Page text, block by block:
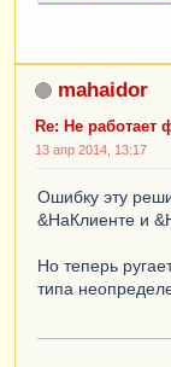
Истина )
сохраняем
хранилище
//для
Файлы и
серверной
mahaidor
Re: Не работает
13 апр 2014, 13:17
Ошибку эту
&НаКлиенте и
Но теперь
типа